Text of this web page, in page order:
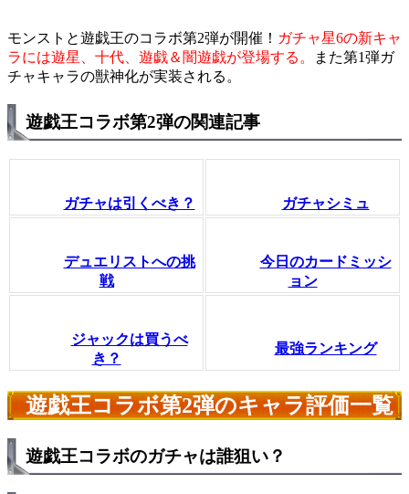
モンストと遊戯王のコラボ第2弾が開催！ ガチャ星6の新キャ
ラには遊星、十代、遊戯＆闇遊戯が登場する。
また第1弾ガ
チャキャラの獣神化が実装される。
遊戯王コラボ第2弾の関連記事
ガチャは引くべき？ ガチャシミュ
デュエリストへの挑
戦
今日のカードミッシ
ョン
ジャックは買うべ
き？
最強ランキング
遊戯王コラボ第2弾のキャラ評価一覧
遊戯王コラボのガチャは誰狙い？